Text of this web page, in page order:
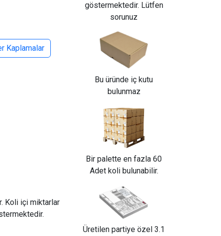
göstermektedir. Lütfen
sorunuz
Bu üründe iç kutu
bulunmaz
Bir palette en fazla 60
Adet koli bulunabilir.
Üretilen partiye özel 3.1
Kaplamalar
Koli içi miktarlar